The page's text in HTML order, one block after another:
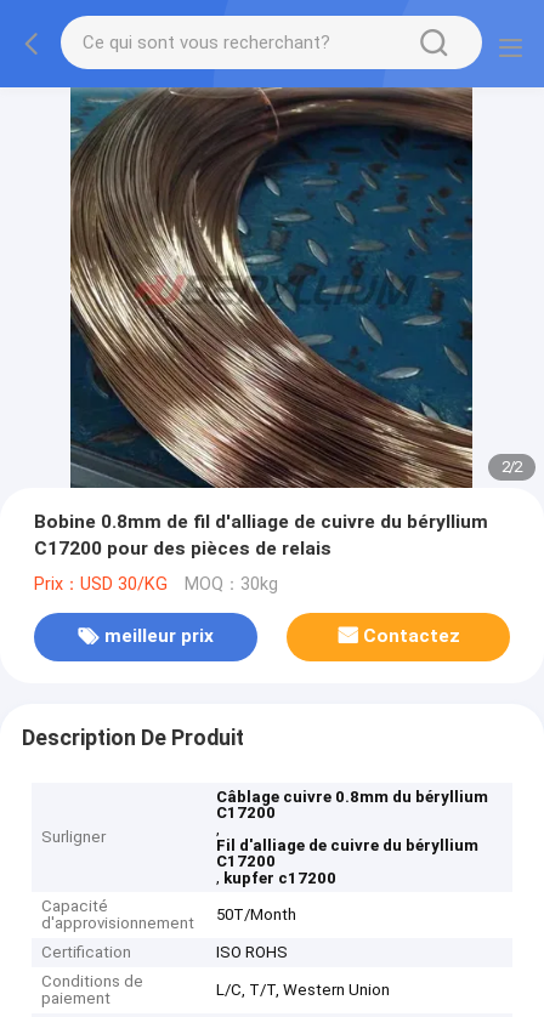
2/2
Bobine 0.8mm de fil d'alliage de cuivre du béryllium
C17200 pour des pièces de relais
Prix：USD 30/KG MOQ：30kg
meilleur prix Contactez
Description De Produit
Surligner
Câblage cuivre 0.8mm du béryllium
C17200
,
Fil d'alliage de cuivre du béryllium
C17200
, kupfer c17200
Capacité
d'approvisionnement
50T/Month
Certification
ISO ROHS
Conditions de
paiement
L/C, T/T, Western Union